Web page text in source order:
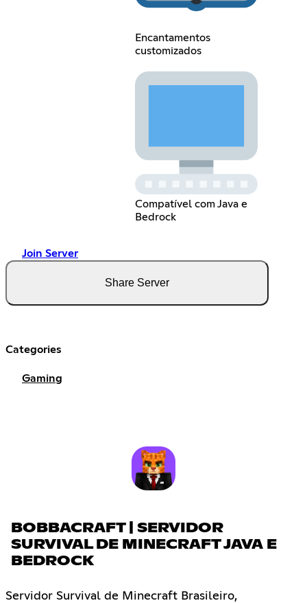
Encantamentos
customizados
Compatível com Java e
Bedrock
Join Server
Share Server
Categories
Gaming
BOBBACRAFT | SERVIDOR
SURVIVAL DE MINECRAFT JAVA E
BEDROCK
Servidor Survival de Minecraft Brasileiro,